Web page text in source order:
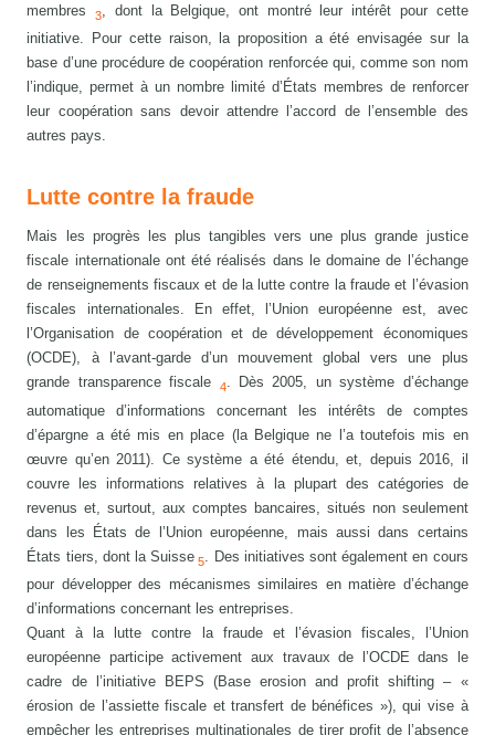
membres3
, dont la Belgique, ont montré leur intérêt pour cette
initiative. Pour cette raison, la proposition a été envisagée sur la
base d’une procédure de coopération renforcée qui, comme son nom
l’indique, permet à un nombre limité d’États membres de renforcer
leur coopération sans devoir attendre l’accord de l’ensemble des
autres pays.
Lutte contre la fraude
Mais les progrès les plus tangibles vers une plus grande justice
fiscale internationale ont été réalisés dans le domaine de l’échange
de renseignements fiscaux et de la lutte contre la fraude et l’évasion
fiscales internationales. En effet, l’Union européenne est, avec
l’Organisation de coopération et de développement économiques
(OCDE), à l’avant-garde d’un mouvement global vers une plus
grande transparence fiscale
4. Dès 2005, un système d’échange
automatique d’informations concernant les intérêts de comptes
d’épargne a été mis en place (la Belgique ne l’a toutefois mis en
œuvre qu’en 2011). Ce système a été étendu, et, depuis 2016, il
couvre les informations relatives à la plupart des catégories de
revenus et, surtout, aux comptes bancaires, situés non seulement
dans les États de l’Union européenne, mais aussi dans certains
États tiers, dont la Suisse 5
. Des initiatives sont également en cours
pour développer des mécanismes similaires en matière d’échange
d’informations concernant les entreprises.
Quant à la lutte contre la fraude et l’évasion fiscales, l’Union
européenne participe activement aux travaux de l’OCDE dans le
cadre de l’initiative BEPS (Base erosion and profit shifting – «
érosion de l’assiette fiscale et transfert de bénéfices »), qui vise à
empêcher les entreprises multinationales de tirer profit de l’absence